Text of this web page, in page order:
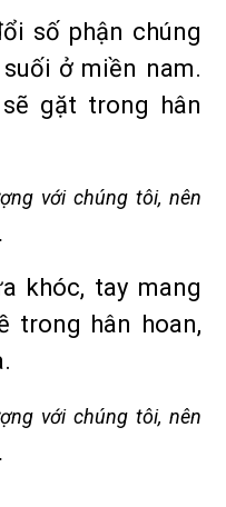
số phận chúng
ở miền nam.
gặt trong hân
với chúng tôi, nên
khóc, tay mang
trong hân hoan,
với chúng tôi, nên